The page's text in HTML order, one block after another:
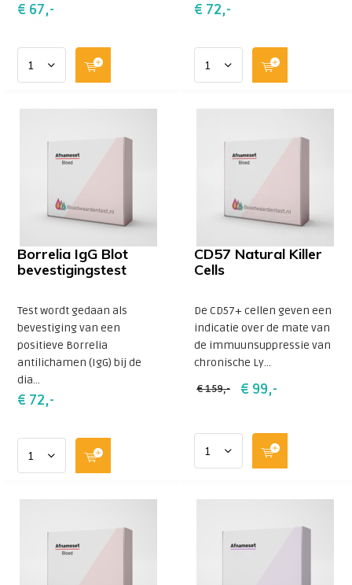
€ 67,- € 72,-
Borrelia IgG Blot
bevestigingstest
Test wordt gedaan als
bevestiging van een
positieve Borrelia
antilichamen (IgG) bij de
dia...
€ 72,-
CD57 Natural Killer
Cells
De CD57+ cellen geven een
indicatie over de mate van
de immuunsuppressie van
chronische Ly...
€ 159,- € 99,-